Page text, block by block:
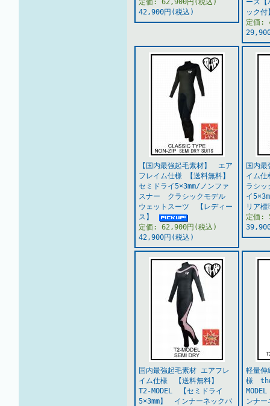
定価: 62,900円(税込)
42,900円(税込)
ース【
ック
定価:
【国内最強起毛素材】 エア
フレイム仕様 【送料無料】
セミドライ5×3mm/ノンファ
スナー クラシックモデル
ウェットスーツ 【レディー
ス】
定価: 62,900円(税込)
42,900円(税込)
国内
イム
ラシッ
イ
リア
定価:
国内最強起毛素材 エアフレ
イム仕様 【送料無料】
T2-MODEL 【セミドライ
5×3mm】 インナーネックバ
軽量伸
様
ンナ